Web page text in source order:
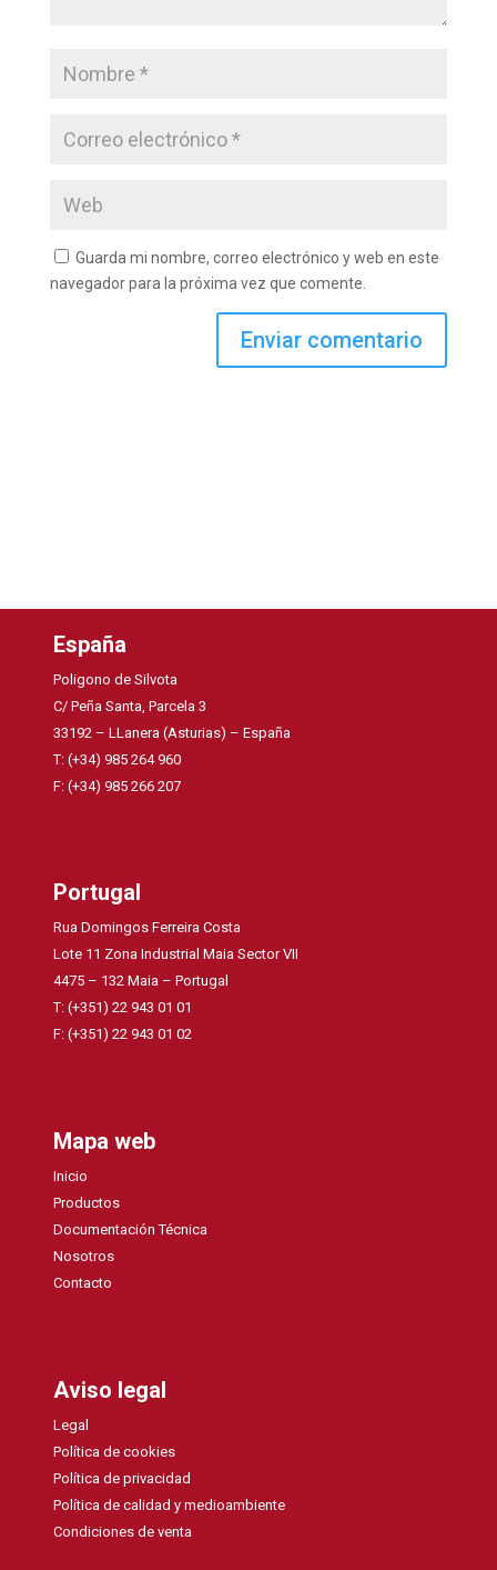
Guarda mi nombre, correo electrónico y web en este
navegador para la próxima vez que comente.
España
Poligono de Silvota
C/ Peña Santa, Parcela 3
33192 – LLanera (Asturias) – España
T: (+34) 985 264 960
F: (+34) 985 266 207
Portugal
Rua Domingos Ferreira Costa
Lote 11 Zona Industrial Maia Sector VII
4475 – 132 Maia – Portugal
T: (+351) 22 943 01 01
F: (+351) 22 943 01 02
Mapa web
Inicio
Productos
Documentación Técnica
Nosotros
Contacto
Aviso legal
Legal
Política de cookies
Política de privacidad
Política de calidad y medioambiente
Condiciones de venta